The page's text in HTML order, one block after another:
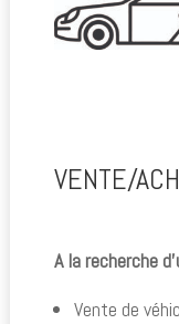
VENTE/
A la recherche
Vente de